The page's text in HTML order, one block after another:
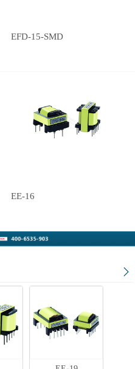
EFD-15-SMD
EE-16